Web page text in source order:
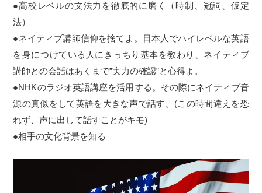
●高校レベルの文法力を徹底的に磨く（時制、冠詞、仮定
法）
●ネイティブ講師信仰を捨てよ。日本人でハイレベルな英語
を身につけている人にきっちり基本を教わり、ネイティブ
講師との会話はあくまで”実力の確認”と心得よ。
●NHKのラジオ英語講座を活用する。その際にネイティブ音
源の真似をして英語を大きな声で話す。(この時間違えを恐
れず、声に出して話すことがキモ)
●相手の文化背景を知る